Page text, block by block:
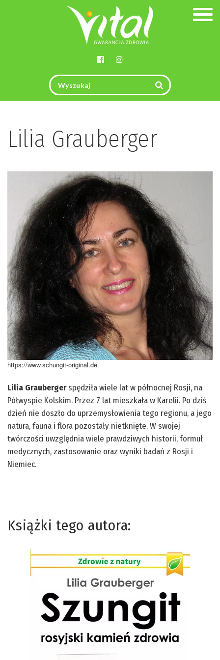
Lilia Grauberger
https://www.schungit-original.de
Lilia Graubergerspędziła wiele lat w północnej Rosji, na
Półwyspie Kolskim. Przez 7 lat mieszkała w Karelii. Po dziś
dzień nie doszło do uprzemysłowienia tego regionu, a jego
natura, fauna i flora pozostały nietknięte. W swojej
twórczości uwzględnia wiele prawdziwych historii, formuł
medycznych, zastosowanie oraz wyniki badań z Rosji i
Niemiec.
Książki tego autora: